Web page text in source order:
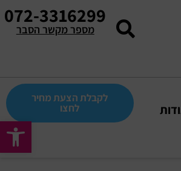
פתח
072-3316299
מספר מקשר הסבר
לקבלת הצעת מחיר
לחצו